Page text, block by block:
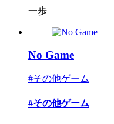
一歩
No Game
#その他ゲーム
#その他ゲーム